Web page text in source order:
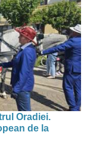
Oradiei.
de la